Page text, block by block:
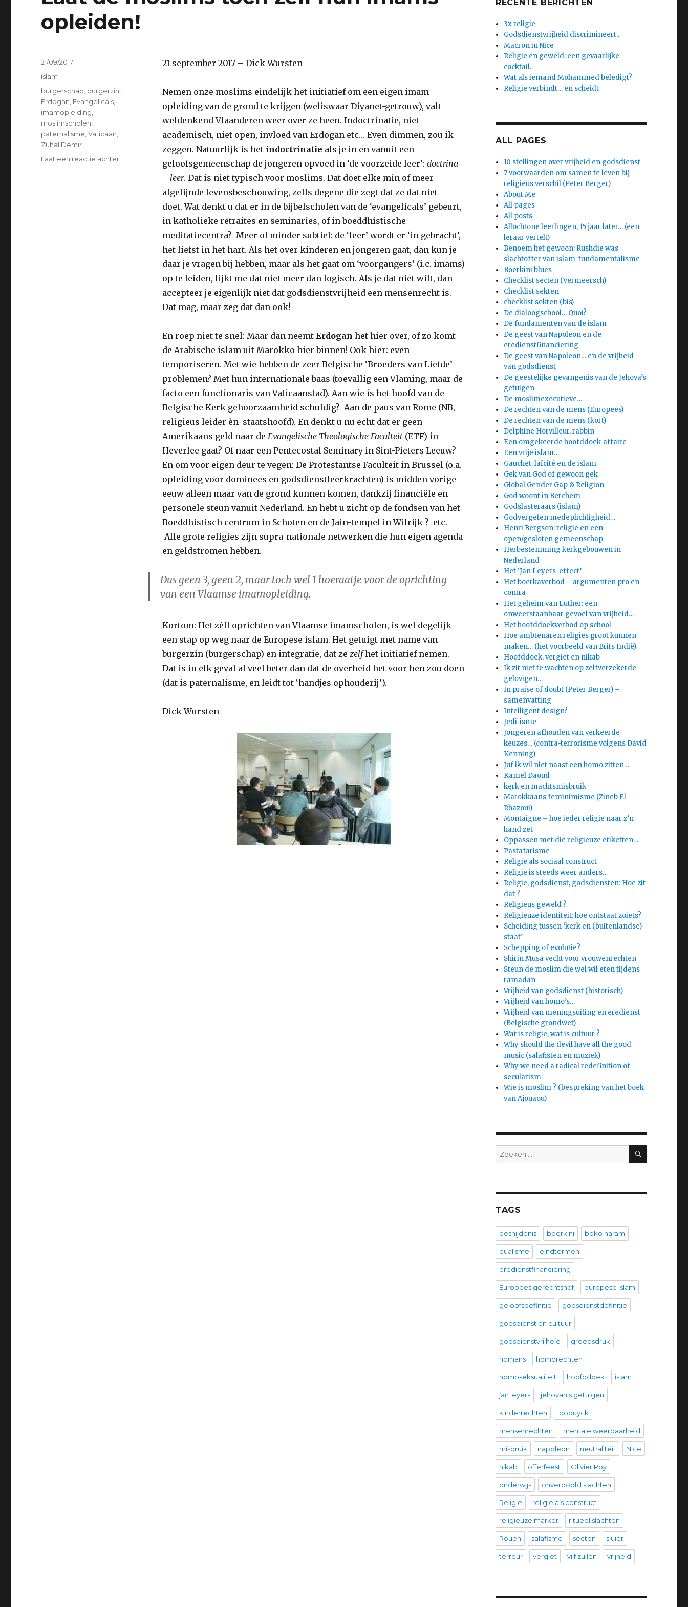
opleiden!
21 september 2017 – Dick Wursten
Nemen onze moslims eindelijk het initiatief om een eigen imam-
opleiding van de grond te krijgen (weliswaar Diyanet-getrouw), valt
weldenkend Vlaanderen weer over ze heen. Indoctrinatie, niet
academisch, niet open, invloed van Erdogan etc… Even dimmen, zou ik
zeggen. Natuurlijk is het indoctrinatie als je in en vanuit een
geloofsgemeenschap de jongeren opvoed in ‘de voorzeide leer’: doctrina
= leer. Dat is niet typisch voor moslims. Dat doet elke min of meer
afgelijnde levensbeschouwing, zelfs degene die zegt dat ze dat niet
doet. Wat denkt u dat er in de bijbelscholen van de ‘evangelicals’ gebeurt,
in katholieke retraites en seminaries, of in boeddhistische
meditatiecentra? Meer of minder subtiel: de ‘leer’ wordt er ‘in gebracht’,
het liefst in het hart. Als het over kinderen en jongeren gaat, dan kun je
daar je vragen bij hebben, maar als het gaat om ‘voorgangers’ (i.c. imams)
op te leiden, lijkt me dat niet meer dan logisch. Als je dat niet wilt, dan
accepteer je eigenlijk niet dat godsdienstvrijheid een mensenrecht is.
Dat mag, maar zeg dat dan ook!
En roep niet te snel: Maar dan neemt Erdogan het hier over, of zo komt
de Arabische islam uit Marokko hier binnen! Ook hier: even
temporiseren. Met wie hebben de zeer Belgische ‘Broeders van Liefde’
problemen? Met hun internationale baas (toevallig een Vlaming, maar de
facto een functionaris van Vaticaanstad). Aan wie is het hoofd van de
Belgische Kerk gehoorzaamheid schuldig? Aan de paus van Rome (NB,
religieus leider èn staatshoofd). En denkt u nu echt dat er geen
Amerikaans geld naar de Evangelische Theologische Faculteit(ETF) in
Heverlee gaat? Of naar een Pentecostal Seminary in Sint-Pieters Leeuw?
En om voor eigen deur te vegen: De Protestantse Faculteit in Brussel (o.a.
opleiding voor dominees en godsdienstleerkrachten) is midden vorige
eeuw alleen maar van de grond kunnen komen, dankzij financiële en
personele steun vanuit Nederland. En hebt u zicht op de fondsen van het
Boeddhistisch centrum in Schoten en de Jain-tempel in Wilrijk ? etc.
Alle grote religies zijn supra-nationale netwerken die hun eigen agenda
en geldstromen hebben.
Dus geen 3, geen 2, maar toch wel 1 hoeraatje voor de oprichting
van een Vlaamse imamopleiding.
Kortom: Het zèlf oprichten van Vlaamse imamscholen, is wel degelijk
een stap op weg naar de Europese islam. Het getuigt met name van
burgerzin (burgerschap) en integratie, dat ze zelfhet initiatief nemen.
Dat is in elk geval al veel beter dan dat de overheid het voor hen zou doen
(dat is paternalisme, en leidt tot ‘handjes ophouderij’).
Dick Wursten
Geplaatst
op
21/09/2017
Categorieën
islam
Tags
burgerschap burgerzin
Erdogan Evangelicals
imamopleiding
moslimscholen
paternalisme ,Vaticaan
Zuhal Demir
Laat een reactie achterop
RECENTE BERICHTEN
3x religie
Godsdienstvrijheid discrimineert..
Macron in Nice
Religie en geweld: een gevaarlijke
cocktail.
Wat als iemand Mohammed beledigt?
Religie verbindt… en scheidt
ALL PAGES
10 stellingen over vrijheid en godsdienst
7 voorwaarden om samen te leven bij
religieus verschil (Peter Berger)
About Me
All pages
All posts
Allochtone leerlingen, 15 jaar later… (een
leraar vertelt)
Benoem het gewoon: Rushdie was
slachtoffer van islam-fundamentalisme
Boerkini blues
Checklist secten (Vermeersch)
Checklist sekten
checklist sekten (bis)
De dialoogschool… Quoi?
De fundamenten van de islam
De geest van Napoleon en de
eredienstfinanciering
De geest van Napoleon… en de vrijheid
van godsdienst
De geestelijke gevangenis van de Jehova’s
getuigen
De moslimexecutieve…
De rechten van de mens (Europees)
De rechten van de mens (kort)
Delphine Horvilleur, rabbin
Een omgekeerde hoofddoek-affaire
Een vrije islam…
Gauchet: laïcité en de islam
Gek van God of gewoon gek
Global Gender Gap & Religion
God woont in Berchem
Godslasteraars (islam)
Godvergeten medeplichtigheid…
Henri Bergson: religie en een
open/gesloten gemeenschap
Herbestemming kerkgebouwen in
Nederland
Het ‘Jan Leyers-effect’
Het boerkaverbod – argumenten pro en
contra
Het geheim van Luther: een
onweerstaanbaar gevoel van vrijheid…
Het hoofddoekverbod op school
Hoe ambtenaren religies groot kunnen
maken… (het voorbeeld van Brits Indië)
Hoofddoek, vergiet en nikab
Ik zit niet te wachten op zelfverzekerde
gelovigen…
In praise of doubt (Peter Berger) –
samenvatting
Intelligent design?
Jedi-isme
Jongeren afhouden van verkeerde
keuzes… (contra-terrorisme volgens David
Kenning)
Juf ik wil niet naast een homo zitten…
Kamel Daoud
kerk en machtsmisbruik
Marokkaans feminimisme (Zineb El
Rhazoui)
Montaigne – hoe ieder religie naar z’n
hand zet
Oppassen met die religieuze etiketten…
Pastafarisme
Religie als sociaal construct
Religie is steeds weer anders…
Religie, godsdienst, godsdiensten: Hoe zit
dat ?
Religieus geweld ?
Religieuze identiteit: hoe ontstaat zoiets?
Scheiding tussen ‘kerk en (buitenlandse)
staat’
Schepping of evolutie?
Shirin Musa vecht voor vrouwenrechten
Steun de moslim die wel wil eten tijdens
ramadan
Vrijheid van godsdienst (historisch)
Vrijheid van homo’s…
Vrijheid van meningsuiting en eredienst
(Belgische grondwet)
Wat is religie, wat is cultuur ?
Why should the devil have all the good
music (salafisten en muziek)
Why we need a radical redefinition of
secularism
Wie is moslim ? (bespreking van het boek
van Ajouaou)
Zoeken
naar:
ZOEKEN
TAGS
besnijdenis boerkini boko haram
dualisme eindtermen
eredienstfinanciering
Europees gerechtshof europese islam
geloofsdefinitie godsdienstdefinitie
godsdienst en cultuur
godsdienstvrijheid groepsdruk
homans homorechten
homoseksualiteit hoofddoek islam
jan leyers jehovah's getuigen
kinderrechten loobuyck
mensenrechten mentale weerbaarheid
misbruik napoleon neutraliteit Nice
nikab offerfeest Olivier Roy
onderwijs onverdoofd slachten
Religie religie als construct
religieuze marker ritueel slachten
Rouen salafisme secten sluier
terreur vergiet vijf zuilen vrijheid